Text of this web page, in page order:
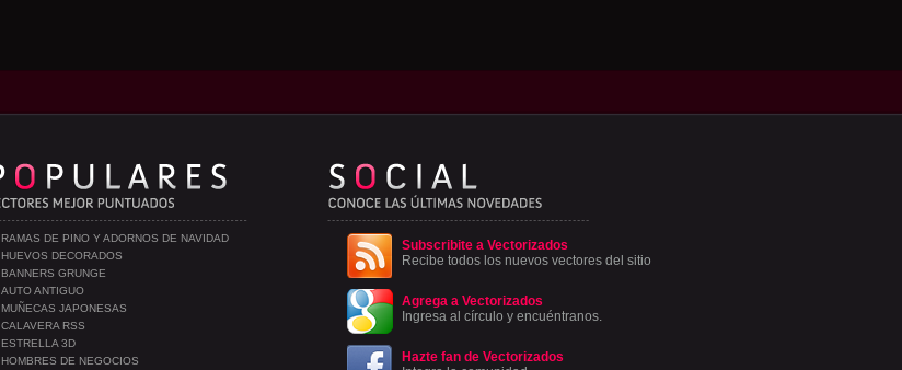
Subscribite a Vectorizados
Recibe todos los nuevos vectores del sitio
Agrega a Vectorizados
Ingresa al círculo y encuéntranos.
Hazte fan de Vectorizados
RAMAS DE PINO Y ADORNOS DE NAVIDAD
HUEVOS DECORADOS
BANNERS GRUNGE
AUTO ANTIGUO
MUÑECAS JAPONESAS
CALAVERA RSS
ESTRELLA 3D
HOMBRES DE NEGOCIOS